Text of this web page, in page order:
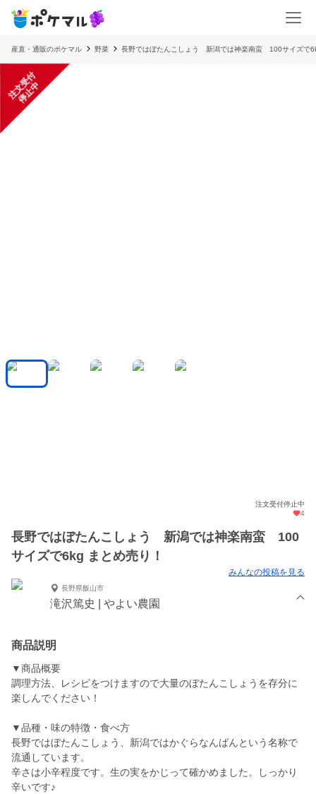
産直・通販のポケマル 野菜 長野ではぼたんこしょう 新潟では神楽南蛮 100サイズで
注
文
受
付
停
止
中
注文受付停止中
4
長野ではぼたんこしょう 新潟では神楽南蛮 100
サイズで6kg まとめ売り！
みんなの投稿を見る
長野県飯山市
滝沢篤史 | やよい農園
商品説明
▼商品概要
調理方法、レシピをつけますので大量のぼたんこしょうを存分に
楽しんでください！
▼品種・味の特徴・食べ方
長野ではぼたんこしょう、新潟ではかぐらなんばんという名称で
流通しています。
辛さは小辛程度です。生の実をかじって確かめました。しっかり
辛いです♪